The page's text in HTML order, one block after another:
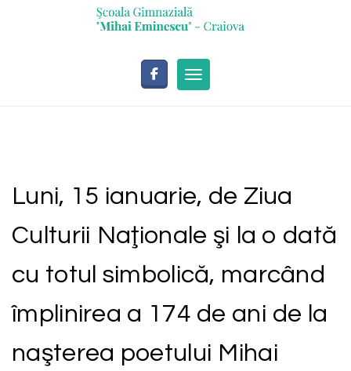
Toggle navigation
Luni, 15 ianuarie, de Ziua
Culturii Naţionale şi la o dată
cu totul simbolică, marcând
împlinirea a 174 de ani de la
naşterea poetului Mihai